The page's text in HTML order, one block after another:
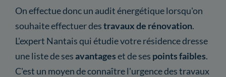
On effectue donc un audit énergétique lorsqu'on
souhaite effectuer destravaux de rénovation.
L'expert Nantais qui étudie votre résidence dresse
une liste de sesavantageset de ses points faibles.
C'est un moyen de connaître l'urgence des travaux